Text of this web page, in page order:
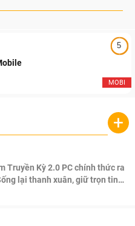
5
MOBI
+
Truyền Kỳ 2.0 PC chính thức ra
lại thanh xuân, giữ trọn tinh